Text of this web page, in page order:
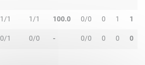
1/1 1/1 100.0 0/0 0 1 1
0/1 0/0 - 0/0 0 0 0